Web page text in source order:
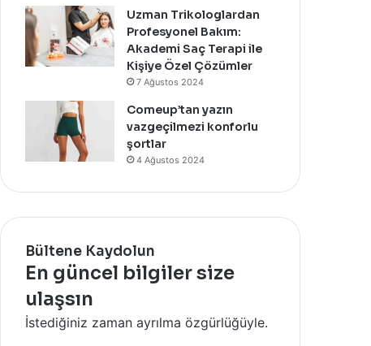
Uzman Trikologlardan
Profesyonel Bakım:
Akademi Saç Terapi ile
Kişiye Özel Çözümler
7 Ağustos 2024
Comeup’tan yazın
vazgeçilmezi konforlu
şortlar
4 Ağustos 2024
Bültene Kaydolun
En güncel bilgiler size
ulaşsın
İstediğiniz zaman ayrılma özgürlüğüyle.